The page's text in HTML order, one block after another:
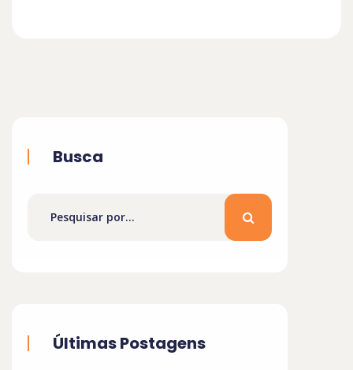
Busca
Últimas Postagens